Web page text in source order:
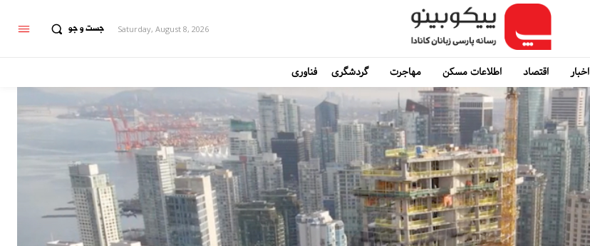
جست و جو Saturday, August 8, 2026
اخبار اقتصاد اطلاعات مسکن مهاجرت گردشگری فناوری